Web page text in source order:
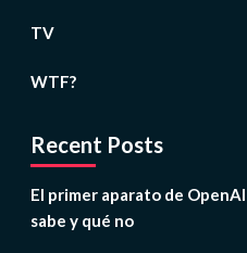
TV
WTF?
Recent Posts
El primer aparato de
sabe y qué no